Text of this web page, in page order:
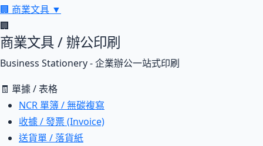
🏢 商業文具 ▼
🏢
商業文具 / 辦公印刷
Business Stationery - 企業辦公一站式印刷
🧾 單據 / 表格
NCR 單簿 / 無碳複寫
收據 / 發票 (Invoice)
送貨單 / 落貨紙